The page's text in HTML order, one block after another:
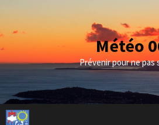
contenu
Météo
Prévenir pour ne